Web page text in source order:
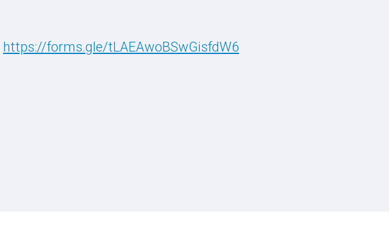
https://forms.gle/tLAEAwoBSwGisfdW6